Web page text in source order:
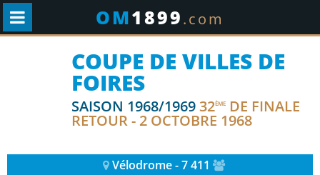
OM1899.com
COUPE DE VILLES DE
FOIRES
SAISON 1968/196932ÈME DE FINALE
RETOUR - 2 OCTOBRE 1968
Vélodrome - 7 411